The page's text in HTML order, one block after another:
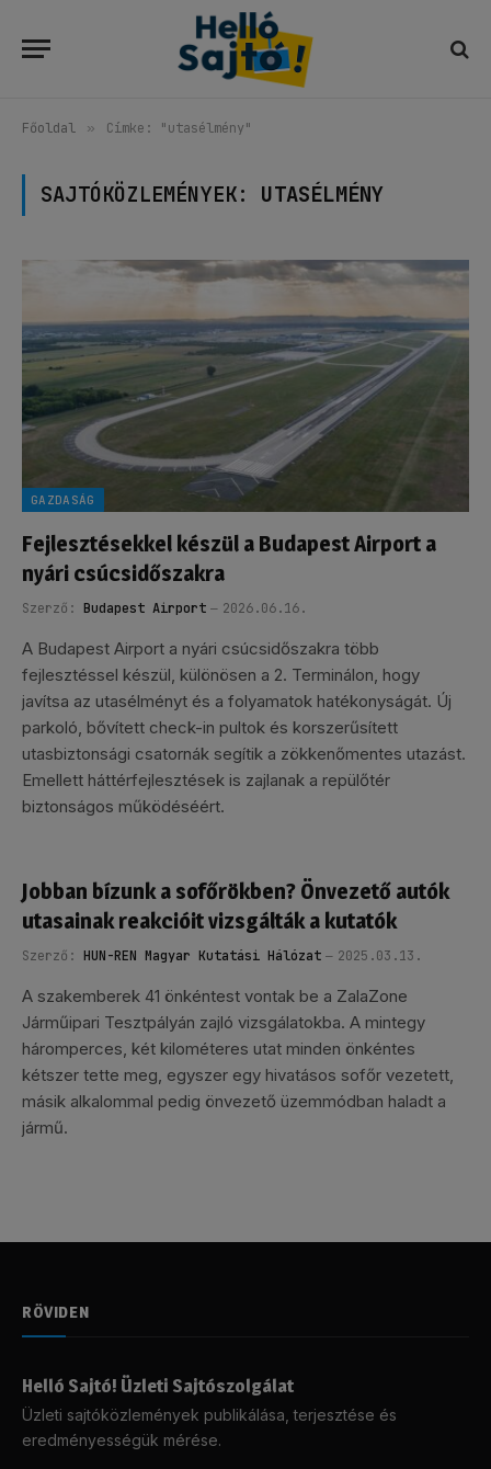
Főoldal » Címke: "utasélmény"
SAJTÓKÖZLEMÉNYEK: UTASÉLMÉNY
GAZDASÁG
Fejlesztésekkel készül a Budapest Airport a
nyári csúcsidőszakra
Szerző: Budapest Airport 2026.06.16.
A Budapest Airport a nyári csúcsidőszakra több
fejlesztéssel készül, különösen a 2. Terminálon, hogy
javítsa az utasélményt és a folyamatok hatékonyságát. Új
parkoló, bővített check-in pultok és korszerűsített
utasbiztonsági csatornák segítik a zökkenőmentes utazást.
Emellett háttérfejlesztések is zajlanak a repülőtér
biztonságos működéséért.
Jobban bízunk a sofőrökben? Önvezető autók
utasainak reakcióit vizsgálták a kutatók
Szerző: HUN-REN Magyar Kutatási Hálózat 2025.03.13.
A szakemberek 41 önkéntest vontak be a ZalaZone
Járműipari Tesztpályán zajló vizsgálatokba. A mintegy
háromperces, két kilométeres utat minden önkéntes
kétszer tette meg, egyszer egy hivatásos sofőr vezetett,
másik alkalommal pedig önvezető üzemmódban haladt a
jármű.
RÖVIDEN
Helló Sajtó! Üzleti Sajtószolgálat
Üzleti sajtóközlemények publikálása, terjesztése és
eredményességük mérése.